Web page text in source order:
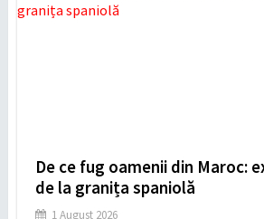
De ce fug oamenii din Maroc:
de la granița spaniolă
1 August 2026